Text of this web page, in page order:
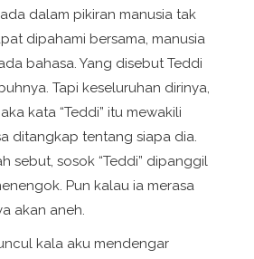
dalam pikiran manusia tak
dipahami bersama, manusia
bahasa. Yang disebut Teddi
Tapi keseluruhan dirinya,
kata “Teddi” itu mewakili
ditangkap tentang siapa dia.
sebut, sosok “Teddi” dipanggil
Pun kalau ia merasa
akan aneh.
kala aku mendengar